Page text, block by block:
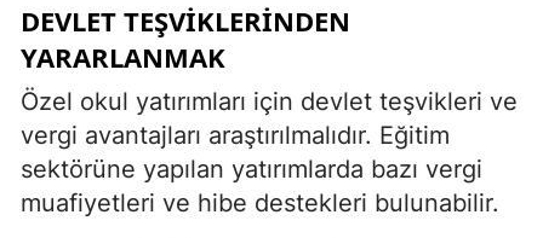
DEVLET TEŞVIKLERINDEN
YARARLANMAK
Özel okul yatırımları için devlet teşvikleri ve
vergi avantajları araştırılmalıdır. Eğitim
sektörüne yapılan yatırımlarda bazı vergi
muafiyetleri ve hibe destekleri bulunabilir.